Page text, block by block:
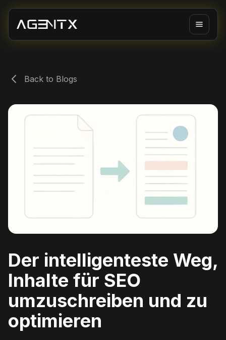
Back to Blogs
Der intelligenteste Weg,
Inhalte für SEO
umzuschreiben und zu
optimieren